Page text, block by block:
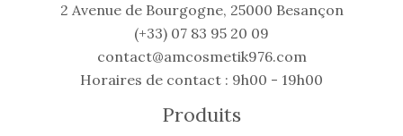
2 Avenue de Bourgogne, 25000 Besançon
(+33) 07 83 95 20 09
contact@amcosmetik976.com
Horaires de contact : 9h00 - 19h00
Produits